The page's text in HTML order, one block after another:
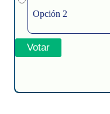
Opción 2